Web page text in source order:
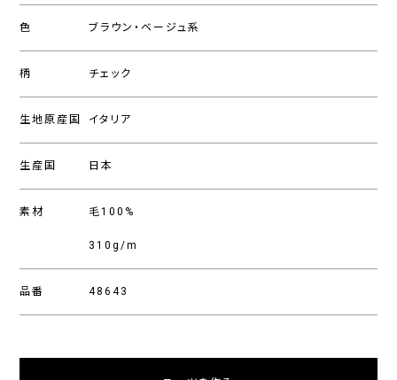
色 ブラウン・ベージュ系
柄 チェック
生地原産国 イタリア
生産国 日本
素材 毛100%
310g/m
品番 48643